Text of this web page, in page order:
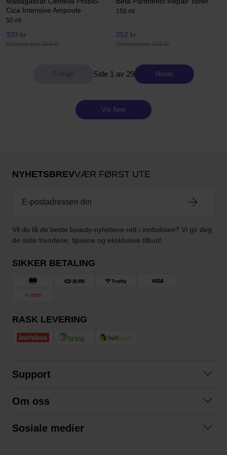
Cica Intensive Ampoule
50 ml
333 kr
Ordinær pris 369 kr
150 ml
252 kr
Ordinær pris 283 kr
Side 1 av 29 Neste
Vis flere
NYHETSBREVVÆR FØRST UTE
Vil du få de beste beauty-nyhetene rett i innboksen? Vi gir deg
de siste trendene, tipsene og eksklusive tilbud!
SIKKER BETALING
RASK LEVERING
Support
Kjøpsvilkår
Om oss
Sosiale medier